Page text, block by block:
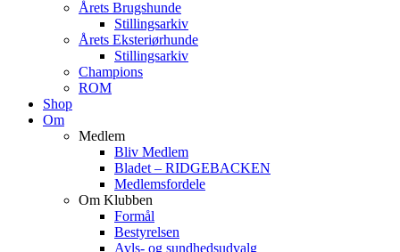
Årets Brugshunde
Stillingsarkiv
Årets Eksteriørhunde
Stillingsarkiv
Champions
ROM
Shop
Om
Medlem
Bliv Medlem
Bladet – RIDGEBACKEN
Medlemsfordele
Om Klubben
Formål
Bestyrelsen
Avls- og sundhedsudvalg